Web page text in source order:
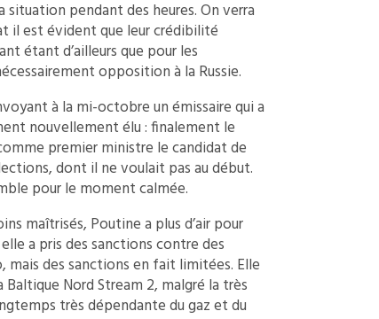
pendant des heures. On verra
il est évident que leur crédibilité
étant d’ailleurs que pour les
opposition à la Russie.
à la mi-octobre un émissaire qui a
nouvellement élu : finalement le
premier ministre le candidat de
dont il ne voulait pas au début.
pour le moment calmée.
maîtrisés, Poutine a plus d’air pour
a pris des sanctions contre des
mais des sanctions en fait limitées. Elle
Nord Stream 2, malgré la très
très dépendante du gaz et du